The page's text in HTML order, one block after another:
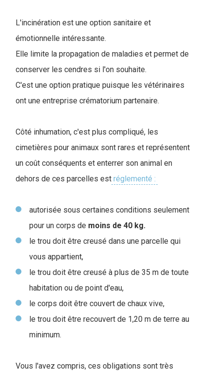
L'incinération est une option sanitaire et
émotionnelle intéressante.
Elle limite la propagation de maladies et permet de
conserver les cendres si l'on souhaite.
C'est une option pratique puisque les vétérinaires
ont une entreprise crématorium partenaire.
Côté inhumation, c'est plus compliqué, les
cimetières pour animaux sont rares et représentent
un coût conséquents et enterrer son animal en
dehors de ces parcelles est réglementé :
autorisée sous certaines conditions seulement
pour un corps de moins de 40 kg.
le trou doit être creusé dans une parcelle qui
vous appartient,
le trou doit être creusé à plus de 35 m de toute
habitation ou de point d'eau,
le corps doit être couvert de chaux vive,
le trou doit être recouvert de 1,20 m de terre au
minimum.
Vous l'avez compris, ces obligations sont très